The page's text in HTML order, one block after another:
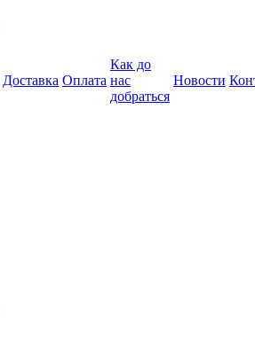
Доставка Оплата
Как до
нас
добраться
Новости